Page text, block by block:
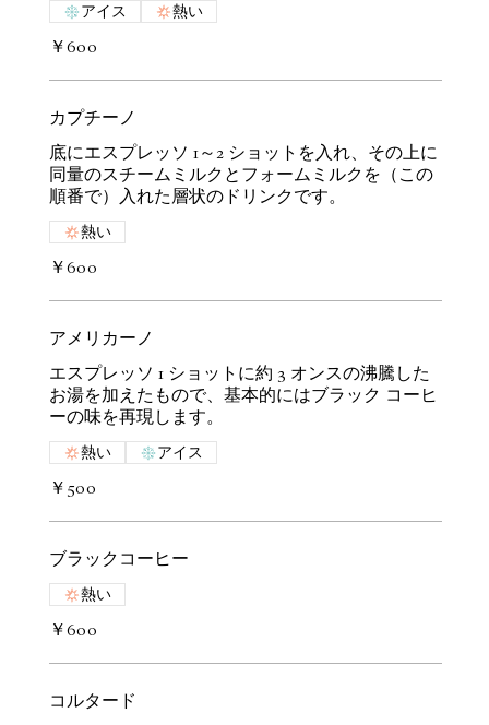
￥600
アイス 熱い
カプチーノ
底にエスプレッソ 1～2 ショットを入れ、その上に
同量のスチームミルクとフォームミルクを（この
順番で）入れた層状のドリンクです。
￥600
熱い
アメリカーノ
エスプレッソ 1 ショットに約 3 オンスの沸騰した
お湯を加えたもので、基本的にはブラック コーヒ
ーの味を再現します。
￥500
熱い アイス
ブラックコーヒー
￥600
熱い
コルタード